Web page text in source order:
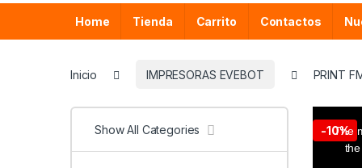
Home Tienda Carrito Contactos
Inicio IMPRESORAS EVEBOT PRINT
-10%
h
i
The
Show All Categories